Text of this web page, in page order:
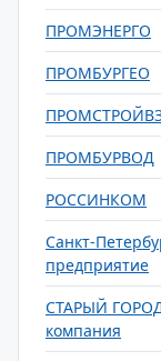
ПРОМЭНЕРГО
ПРОМБУРГЕО
ПРОМБУРВОД
РОССИНКОМ
Санкт-
предприятие
СТАРЫЙ ГОРОД
компания